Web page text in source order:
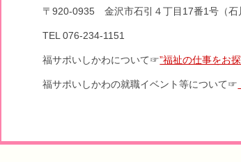
〒920-0935 金沢市石引４丁目17番1号（石
TEL 076-234-1151
福サポいしかわについて☞”福祉の仕事をお
福サポいしかわの就職イベント等について☞